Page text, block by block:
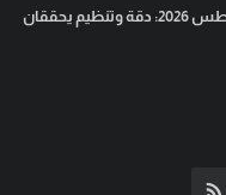
برج العذراء الأحد 9 أغسطس 2026: دقة وتنظيم يحققان